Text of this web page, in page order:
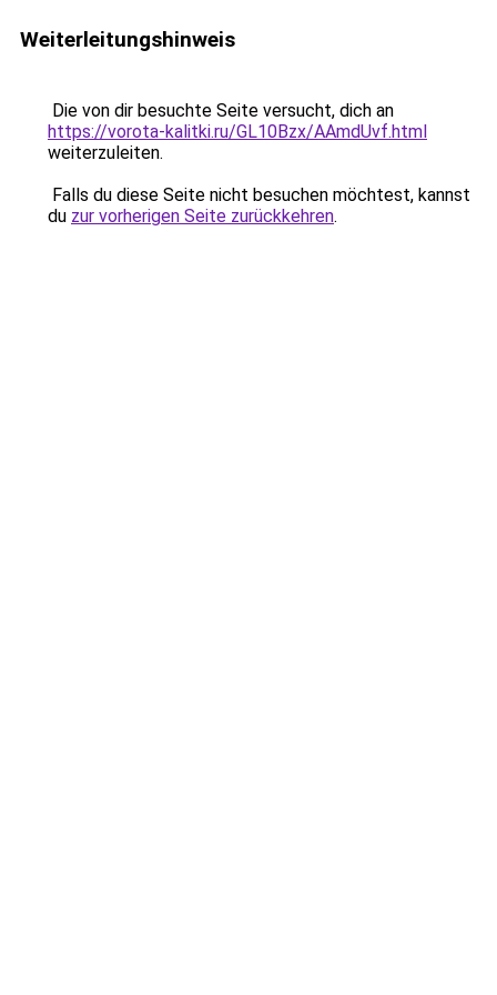
Weiterleitungshinweis
Die von dir besuchte Seite versucht, dich an
https://vorota-kalitki.ru/GL10Bzx/AAmdUvf.html
weiterzuleiten.
Falls du diese Seite nicht besuchen möchtest, kannst
du zur vorherigen Seite zurückkehren.